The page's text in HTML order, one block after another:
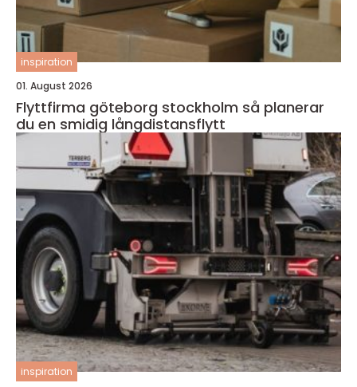
inspiration
01. August 2026
Flyttfirma göteborg stockholm så planerar
du en smidig långdistansflytt
inspiration